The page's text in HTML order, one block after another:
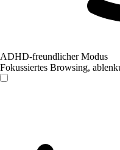
ADHD-freundlicher Modus
Fokussiertes Browsing,